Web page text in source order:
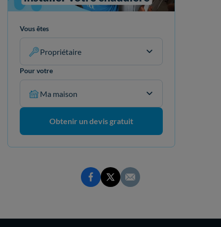
Vous êtes
Propriétaire
Pour votre
Ma maison
Obtenir un devis gratuit